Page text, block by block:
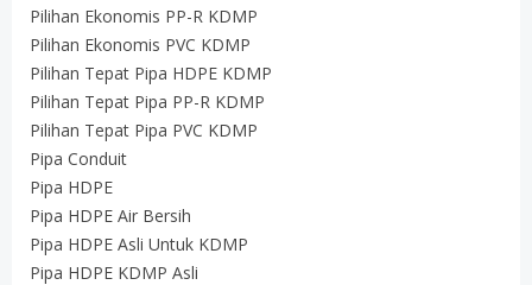
Pilihan Ekonomis PP-R KDMP
Pilihan Ekonomis PVC KDMP
Pilihan Tepat Pipa HDPE KDMP
Pilihan Tepat Pipa PP-R KDMP
Pilihan Tepat Pipa PVC KDMP
Pipa Conduit
Pipa HDPE
Pipa HDPE Air Bersih
Pipa HDPE Asli Untuk KDMP
Pipa HDPE KDMP Asli